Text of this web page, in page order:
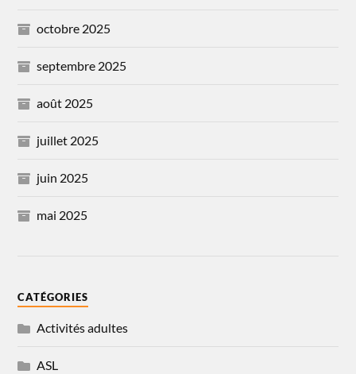
octobre 2025
septembre 2025
août 2025
juillet 2025
juin 2025
mai 2025
CATÉGORIES
Activités adultes
ASL